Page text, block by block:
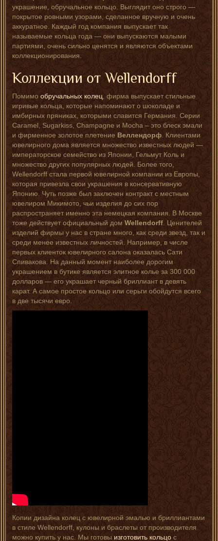
украшение, обручальное кольцо. Выглядит оно строго —
покрытое ровными узорами, сделанное вручную и очень
аккуратное. Каждый год компания выпускает так
называемые кольца года — они выпускаются малыми
партиями, очень сильно ценятся и являются объектами
коллекционирования.
Коллекции от Wellendorff
Помимо обручальных колец, фирма выпускает стильные
игривые кольца, которые напоминают о шоколаде и
имбирных пряниках, которыми славится Германия. Серии
Caramel, Sugarkiss, Champagne и Mocha – это блеск эмали
и фирменное золотое плетениеВеллендорф. Клиентами
ювелирного дома является множество известных людей —
императорское семейство из Японии, Гельмут Коль и
множество других популярных людей. Более того,
Wellendorff стала первой ювелирной компании из Европы,
которая привезла свои украшения в консервативную
Японию. Чуть позже был заключен контракт с местным
ювелиром Микимото, чьи изделия до сих пор
распространяет именно эта немецкая компания. В Москве
тоже действует официальный домWellendorff. Ценителей
изделий фирмы у нас в стране много, как среди звезд, так и
среди менее известных личностей. Например, в числе
первых клиенток ювелирного салона оказалась Сати
Спивакова. На данный момент наиболее дорогим
украшением в бутике является элитное колье за 300 000
долларов — его украшает черный бриллиант в девять
карат. А самое простое кольцо или серьги обойдутся всего
в две тысячи евро.
Копии дизайна колец с ювелирной эмалью и бриллиантами
в стиле Wellendorff, кулоны и браслеты от производителя
можно купить у нас.Мы готовыизготовить кольцос